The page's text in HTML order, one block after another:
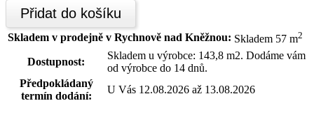
Přidat do košíku
Skladem v prodejně v Rychnově nad Kněžnou: Skladem 57 m2
Dostupnost:
Skladem u výrobce: 143,8 m2. Dodáme vám
od výrobce do 14 dnů.
Předpokládaný
termín dodání:
U Vás 12.08.2026 až 13.08.2026